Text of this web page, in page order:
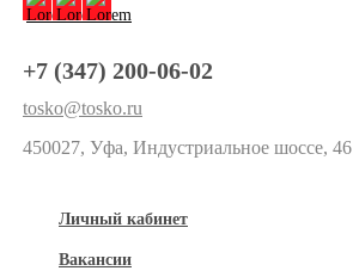
+7 (347) 200-06-02
tosko@tosko.ru
450027, Уфа, Индустриальное шоссе, 46
Личный кабинет
Вакансии